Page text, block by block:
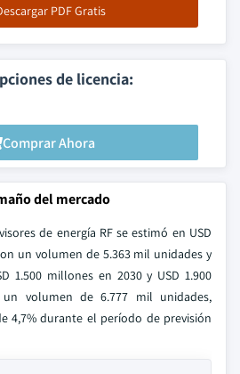
PDF Gratis
de licencia:
Comprar Ahora
del mercado
de energía RF se estimó en USD
un volumen de 5.363 mil unidades y
1.500 millones en 2030 y USD 1.900
volumen de 6.777 mil unidades,
4,7% durante el período de previsión